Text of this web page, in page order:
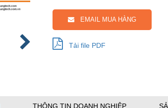
EMAIL MUA HÀNG
Tải file PDF
THÔNG TIN DOANH NGHIỆP